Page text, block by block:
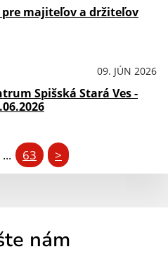
majiteľov a držiteľov
09. JÚN 2026
Spišská Stará Ves -
... 63 >
nám